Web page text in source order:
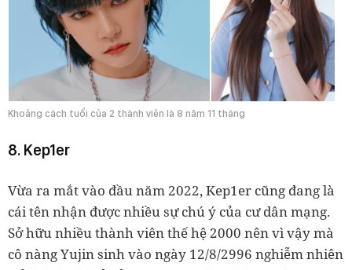
Khoảng cách tuổi của 2 thành viên là 8 năm 11 tháng
8. Kep1er
Vừa ra mắt vào đầu năm 2022, Kep1er cũng đang là
cái tên nhận được nhiều sự chú ý của cư dân mạng.
Sở hữu nhiều thành viên thế hệ 2000 nên vì vậy mà
cô nàng Yujin sinh vào ngày 12/8/2996 nghiễm nhiên